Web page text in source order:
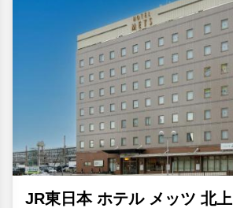
JR東日本 ホテル メッツ 北上